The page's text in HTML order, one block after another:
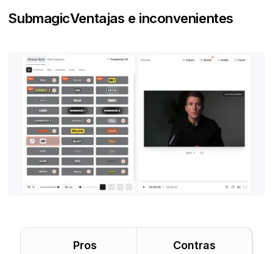
SubmagicVentajas e inconvenientes
Pros Contras